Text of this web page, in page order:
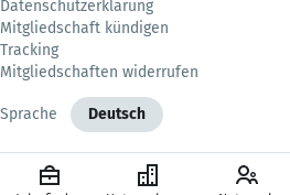
Datenschutzerklärung
Mitgliedschaft kündigen
Tracking
Mitgliedschaften widerrufen
Sprache Deutsch